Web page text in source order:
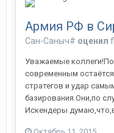
Армия РФ в
Сан-Саныч# оценил
Уважаемые
современным
стратегов и удар
базирования.Они,по
Искендеры